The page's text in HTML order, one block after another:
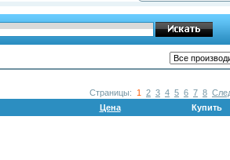
Страницы: 1 2 3 4 5 6 7 8
Цена Купить